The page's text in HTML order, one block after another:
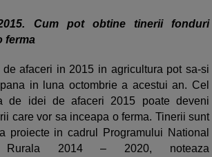
Cum pot obtine tinerii fonduri
ferma
afaceri in 2015 in agricultura pot sa-si
in luna octombrie a acestui an. Cel
de idei de afaceri 2015 poate deveni
care vor sa inceapa o ferma. Tinerii sunt
proiecte in cadrul Programului National
Rurala 2014 – 2020, noteaza